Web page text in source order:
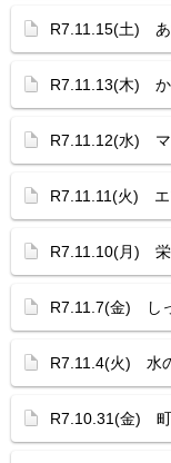
R7.11.15(土) あ
R7.11.13(木) か
R7.11.12(水) マ
R7.11.11(火) エ
R7.11.10(月) 栄
R7.11.7(金) し
R7.11.4(火) 水
R7.10.31(金) 町